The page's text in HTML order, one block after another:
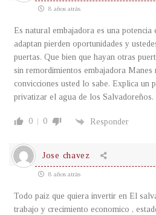
8 años atrás
Es natural embajadora es una potencia
adaptan pierden oportunidades y
puertas. Que bien que hayan otras
sin remordimientos embajadora
convicciones usted lo sabe. Explica un
privatizar el agua de los Salvadoreños.
0 0 Responder
Jose chavez
8 años atrás
Todo paiz que quiera invertir en El
trabajo y crecimiento economico ,